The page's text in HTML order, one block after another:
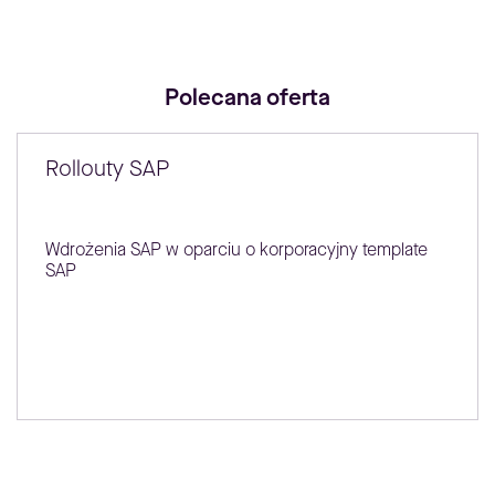
Polecana oferta
Rollouty SAP
Wdrożenia SAP w oparciu o korporacyjny template
SAP